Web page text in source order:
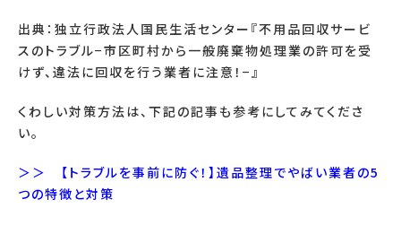
出典： 独立行政法人国民生活センター『不用品回収サービ
スのトラブル−市区町村から一般廃棄物処理業の許可を受
けず、違法に回収を行う業者に注意！ −』
くわしい対策方法は、下記の記事も参考にしてみてくださ
い。
＞＞ 【トラブルを事前に防ぐ！】遺品整理でやばい業者の5
つの特徴と対策